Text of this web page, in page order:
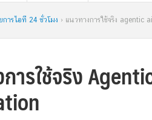
การไอที 24 ชั่วโมง › แนวทางการใช้จริง
ารใช้จริง